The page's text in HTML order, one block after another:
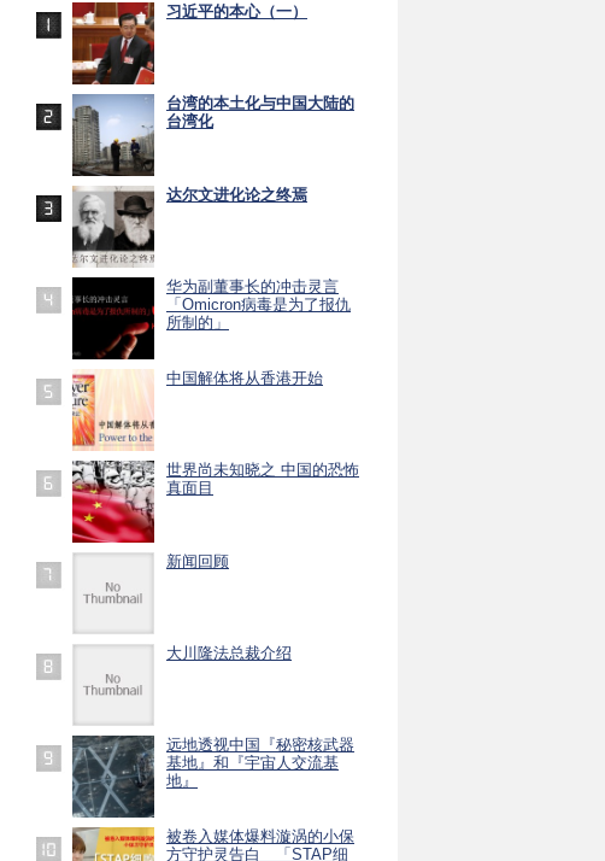
习近平的本心（一）
台湾的本土化与中国大陆的
台湾化
达尔文进化论之终焉
华为副董事长的冲击灵言
「Omicron病毒是为了报仇
所制的」
中国解体将从香港开始
世界尚未知晓之 中国的恐怖
真面目
新闻回顾
大川隆法总裁介绍
远地透视中国『秘密核武器
基地』和『宇宙人交流基
地』
被卷入媒体爆料漩涡的小保
方守护灵告白 「STAP细